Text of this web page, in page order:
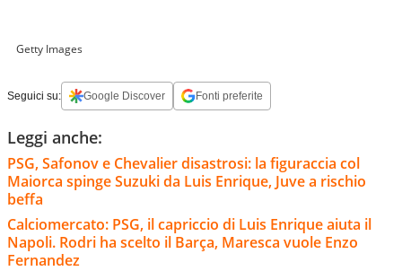
Getty Images
Seguici su: Google Discover Fonti preferite
Leggi anche:
PSG, Safonov e Chevalier disastrosi: la figuraccia col
Maiorca spinge Suzuki da Luis Enrique, Juve a rischio
beffa
Calciomercato: PSG, il capriccio di Luis Enrique aiuta il
Napoli. Rodri ha scelto il Barça, Maresca vuole Enzo
Fernandez